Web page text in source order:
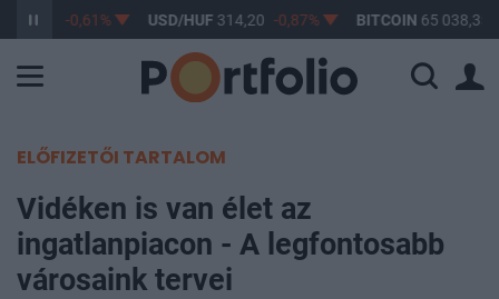
363,17 -0,61% USD/HUF314,20 -0,87% BITCOIN65 038,35
ELŐFIZETŐI TARTALOM
Vidéken is van élet az
ingatlanpiacon - A legfontosabb
városaink tervei